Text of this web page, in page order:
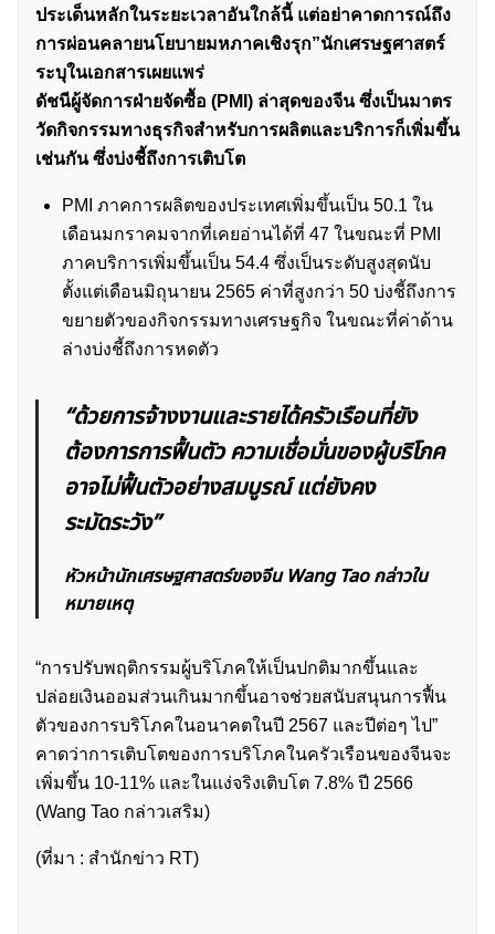
ประเด็นหลักในระยะเวลาอันใกล้นี้ แต่อย่าคาดการณ์ถึง
การผ่อนคลายนโยบายมหภาคเชิงรุก”นักเศรษฐศาสตร์
ระบุในเอกสารเผยแพร่
ดัชนีผู้จัดการฝ่ายจัดซื้อ (PMI) ล่าสุดของจีน ซึ่งเป็นมาตร
วัดกิจกรรมทางธุรกิจสำหรับการผลิตและบริการก็เพิ่มขึ้น
เช่นกัน ซึ่งบ่งชี้ถึงการเติบโต
PMI ภาคการผลิตของประเทศเพิ่มขึ้นเป็น 50.1 ใน
เดือนมกราคมจากที่เคยอ่านได้ที่ 47 ในขณะที่ PMI
ภาคบริการเพิ่มขึ้นเป็น 54.4 ซึ่งเป็นระดับสูงสุดนับ
ตั้งแต่เดือนมิถุนายน 2565 ค่าที่สูงกว่า 50 บ่งชี้ถึงการ
ขยายตัวของกิจกรรมทางเศรษฐกิจ ในขณะที่ค่าด้าน
ล่างบ่งชี้ถึงการหดตัว
“ด้วยการจ้างงานและรายได้ครัวเรือนที่ยัง
ต้องการการฟื้นตัว ความเชื่อมั่นของผู้บริโภค
อาจไม่ฟื้นตัวอย่างสมบูรณ์ แต่ยังคง
ระมัดระวัง”
หัวหน้านักเศรษฐศาสตร์ของจีน Wang Tao กล่าวใน
หมายเหตุ
“การปรับพฤติกรรมผู้บริโภคให้เป็นปกติมากขึ้นและ
ปล่อยเงินออมส่วนเกินมากขึ้นอาจช่วยสนับสนุนการฟื้น
ตัวของการบริโภคในอนาคตในปี 2567 และปีต่อๆ ไป”
คาดว่าการเติบโตของการบริโภคในครัวเรือนของจีนจะ
เพิ่มขึ้น 10-11% และในแง่จริงเติบโต 7.8% ปี 2566
(Wang Tao กล่าวเสริม)
(ที่มา : สำนักข่าว RT)